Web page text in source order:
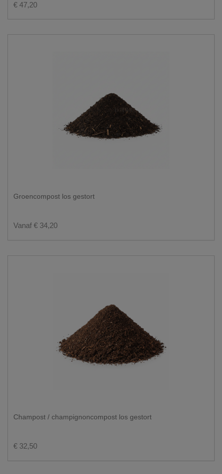
€ 47,20
Groencompost los gestort
Vanaf € 34,20
Champost / champignoncompost los gestort
€ 32,50